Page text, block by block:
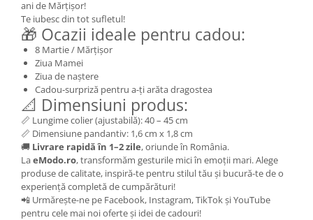
ani de Mărțișor!
Te iubesc din tot sufletul!
🎁 Ocazii ideale pentru cadou:
8 Martie / Mărțișor
Ziua Mamei
Ziua de naștere
Cadou-surpriză pentru a-ți arăta dragostea
📐 Dimensiuni produs:
📏 Lungime colier (ajustabilă): 40 – 45 cm
📏 Dimensiune pandantiv: 1,6 cm x 1,8 cm
🚚 Livrare rapidă în 1–2 zile, oriunde în România.
LaeModo.ro, transformăm gesturile mici în emoții mari. Alege
produse de calitate, inspiră-te pentru stilul tău și bucură-te de o
experiență completă de cumpărături!
📲 Urmărește-ne pe Facebook, Instagram, TikTok și YouTube
pentru cele mai noi oferte și idei de cadouri!